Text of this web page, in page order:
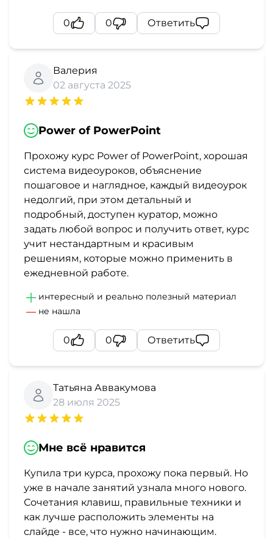
0 0 Ответить
Валерия
02 августа 2025
Power of PowerPoint
Прохожу курс Power of PowerPoint, хорошая
система видеоуроков, объяснение
пошаговое и наглядное, каждый видеоурок
недолгий, при этом детальный и
подробный, доступен куратор, можно
задать любой вопрос и получить ответ, курс
учит нестандартным и красивым
решениям, которые можно применить в
ежедневной работе.
интересный и реально полезный материал
не нашла
0 0 Ответить
Татьяна Аввакумова
28 июля 2025
Мне всё нравится
Купила три курса, прохожу пока первый. Но
уже в начале занятий узнала много нового.
Сочетания клавиш, правильные техники и
как лучше расположить элементы на
слайде - все, что нужно начинающим.